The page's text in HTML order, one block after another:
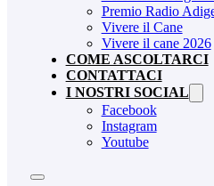
Premio Radio
Vivere il Cane
Vivere il cane 2026
COME ASCOLTARCI
CONTATTACI
I NOSTRI SOCIAL
Facebook
Instagram
Youtube